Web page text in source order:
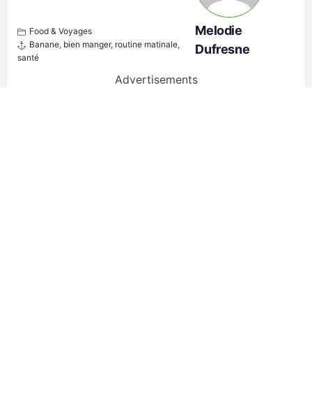
Food & Voyages
Banane, bien manger, routine matinale,
santé
Melodie
Dufresne
Advertisements